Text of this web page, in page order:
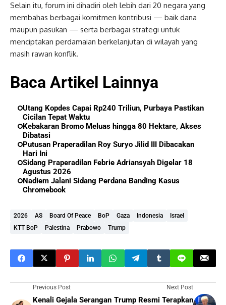
Selain itu, forum ini dihadiri oleh lebih dari 20 negara yang
membahas berbagai komitmen kontribusi — baik dana
maupun pasukan — serta berbagai strategi untuk
menciptakan perdamaian berkelanjutan di wilayah yang
masih rawan konflik.
Baca Artikel Lainnya
Utang Kopdes Capai Rp240 Triliun, Purbaya Pastikan
Cicilan Tepat Waktu
Kebakaran Bromo Meluas hingga 80 Hektare, Akses
Dibatasi
Putusan Praperadilan Roy Suryo Jilid III Dibacakan
Hari Ini
Sidang Praperadilan Febrie Adriansyah Digelar 18
Agustus 2026
Nadiem Jalani Sidang Perdana Banding Kasus
Chromebook
2026 AS Board Of Peace BoP Gaza Indonesia
Israel
KTT BoP
Palestina Prabowo Trump
Previous Post
Kenali Gejala Serangan
Next Post
Trump Resmi Terapkan